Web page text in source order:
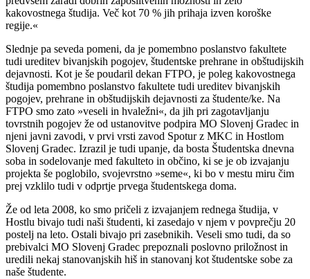
kakovostnega študija. Več kot 70 % jih prihaja izven koroške
regije.«
Slednje pa seveda pomeni, da je pomembno poslanstvo fakultete
tudi ureditev bivanjskih pogojev, študentske prehrane in obštudijskih
dejavnosti. Kot je še poudaril dekan FTPO, je poleg kakovostnega
študija pomembno poslanstvo fakultete tudi ureditev bivanjskih
pogojev, prehrane in obštudijskih dejavnosti za študente/ke. Na
FTPO smo zato »veseli in hvaležni«, da jih pri zagotavljanju
tovrstnih pogojev že od ustanovitve podpira MO Slovenj Gradec in
njeni javni zavodi, v prvi vrsti zavod Spotur z MKC in Hostlom
Slovenj Gradec. Izrazil je tudi upanje, da bosta Študentska dnevna
soba in sodelovanje med fakulteto in občino, ki se je ob izvajanju
projekta še poglobilo, svojevrstno »seme«, ki bo v mestu miru čim
prej vzklilo tudi v odprtje prvega študentskega doma.
Že od leta 2008, ko smo pričeli z izvajanjem rednega študija, v
Hostlu bivajo tudi naši študenti, ki zasedajo v njem v povprečju 20
postelj na leto. Ostali bivajo pri zasebnikih. Veseli smo tudi, da so
prebivalci MO Slovenj Gradec prepoznali poslovno priložnost in
uredili nekaj stanovanjskih hiš in stanovanj kot študentske sobe za
naše študente.